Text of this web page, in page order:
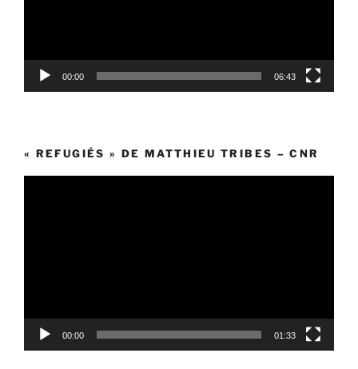
00:00 06:43
« REFUGIÉS » DE MATTHIEU TRIBES – CNR
00:00 01:33